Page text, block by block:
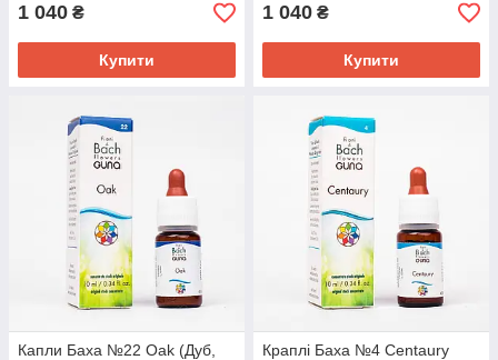
1 040 ₴
Купити
1 040 ₴
Купити
Капли Баха №22 Oak (Дуб,
Краплі Баха №4 Centaury